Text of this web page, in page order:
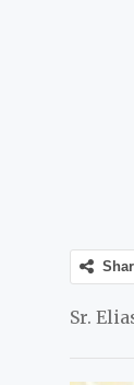
Sr.